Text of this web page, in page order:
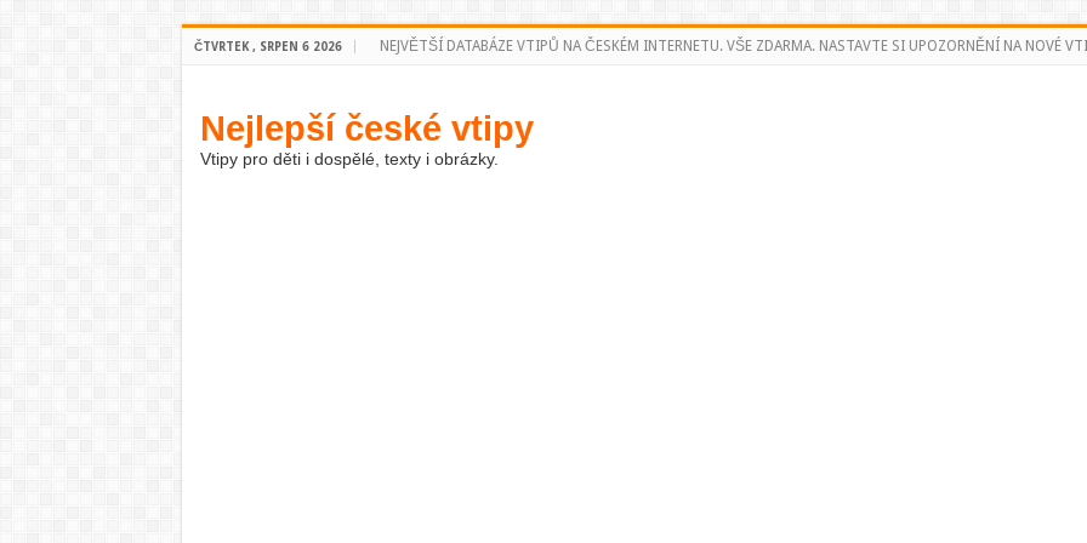
ČTVRTEK , SRPEN 6 2026 NEJVĚTŠÍ DATABÁZE VTIPŮ NA ČESKÉM INTERNETU. VŠE ZDARMA. NASTAVTE SI UPOZORNĚNÍ NA NOVÉ
Nejlepší české vtipy
Vtipy pro děti i dospělé, texty i obrázky.